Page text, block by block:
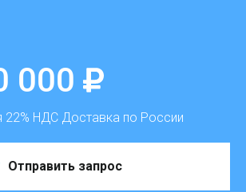
000
22% НДС Доставка по России
Отправить запрос